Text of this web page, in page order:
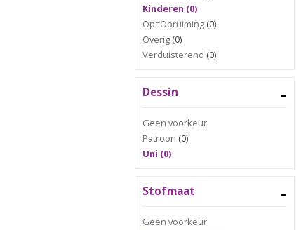
Kinderen (0)
Op=Opruiming (0)
Overig (0)
Verduisterend (0)
Dessin
Geen voorkeur
Patroon (0)
Uni (0)
Stofmaat
Geen voorkeur